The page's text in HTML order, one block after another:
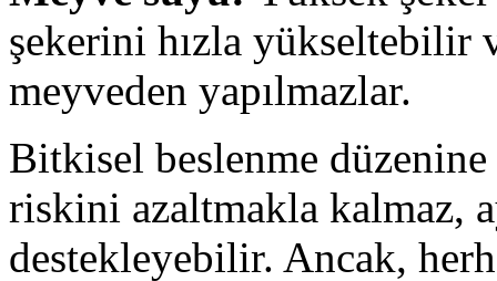
şekerini hızla yükseltebilir
meyveden yapılmazlar.
Bitkisel beslenme düzenine
riskini azaltmakla kalmaz,
destekleyebilir. Ancak,